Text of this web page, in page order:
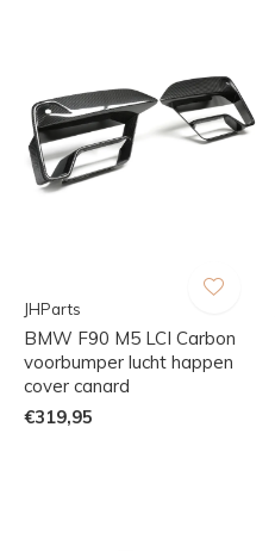
JHParts
BMW F90 M5 LCI Carbon
voorbumper lucht happen
cover canard
€319,95